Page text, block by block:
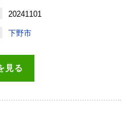
20241101
下野市
見る